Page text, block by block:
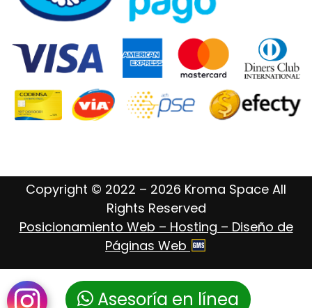
Asesoría en línea
Copyright © 2022 – 2026 Kroma Space All
Rights Reserved
Posicionamiento Web – Hosting – Diseño de
Páginas Web